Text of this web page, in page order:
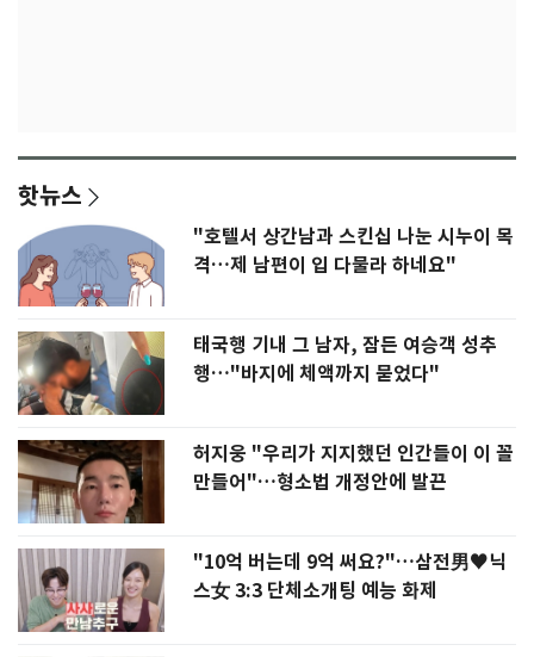
핫뉴스
"호텔서 상간남과 스킨십 나눈 시누이 목
격…제 남편이 입 다물라 하네요"
태국행 기내 그 남자, 잠든 여승객 성추
행…"바지에 체액까지 묻었다"
허지웅 "우리가 지지했던 인간들이 이 꼴
만들어"…형소법 개정안에 발끈
"10억 버는데 9억 써요?"…삼전男♥닉
스女 3:3 단체소개팅 예능 화제